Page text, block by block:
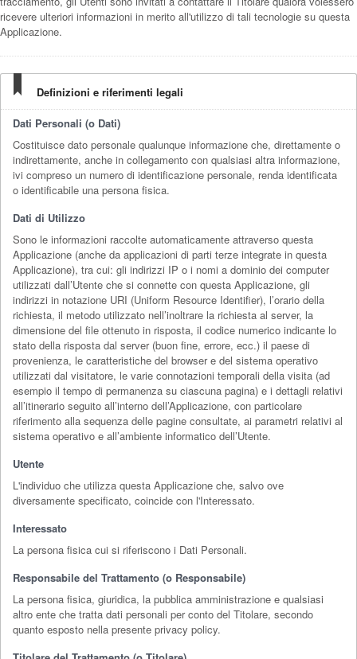
ricevere ulteriori informazioni in merito all'utilizzo di tali tecnologie su questa
Applicazione.
Definizioni e riferimenti legali
Dati Personali (o Dati)
Costituisce dato personale qualunque informazione che, direttamente o
indirettamente, anche in collegamento con qualsiasi altra informazione,
ivi compreso un numero di identificazione personale, renda identificata
o identificabile una persona fisica.
Dati di Utilizzo
Sono le informazioni raccolte automaticamente attraverso questa
Applicazione (anche da applicazioni di parti terze integrate in questa
Applicazione), tra cui: gli indirizzi IP o i nomi a dominio dei computer
utilizzati dall’Utente che si connette con questa Applicazione, gli
indirizzi in notazione URI (Uniform Resource Identifier), l’orario della
richiesta, il metodo utilizzato nell’inoltrare la richiesta al server, la
dimensione del file ottenuto in risposta, il codice numerico indicante lo
stato della risposta dal server (buon fine, errore, ecc.) il paese di
provenienza, le caratteristiche del browser e del sistema operativo
utilizzati dal visitatore, le varie connotazioni temporali della visita (ad
esempio il tempo di permanenza su ciascuna pagina) e i dettagli relativi
all’itinerario seguito all’interno dell’Applicazione, con particolare
riferimento alla sequenza delle pagine consultate, ai parametri relativi al
sistema operativo e all’ambiente informatico dell’Utente.
Utente
L'individuo che utilizza questa Applicazione che, salvo ove
diversamente specificato, coincide con l'Interessato.
Interessato
La persona fisica cui si riferiscono i Dati Personali.
Responsabile del Trattamento (o Responsabile)
La persona fisica, giuridica, la pubblica amministrazione e qualsiasi
altro ente che tratta dati personali per conto del Titolare, secondo
quanto esposto nella presente privacy policy.